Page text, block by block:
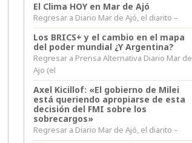
El Clima HOY en Mar de Ajó
Regresar a Diario Mar de Ajó, el diarito –
Los BRICS+ y el cambio en el mapa
del poder mundial ¿Y Argentina?
Regresar a Prensa Alternativa Diario Mar de
Ajo (el
Axel Kicillof: «El gobierno de Milei
está queriendo apropiarse de esta
decisión del FMI sobre los
sobrecargos»
Regresar a Diario Mar de Ajó, el diarito –